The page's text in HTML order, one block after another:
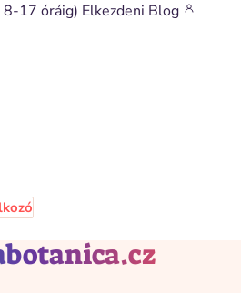
8-17 óráig) Elkezdeni Blog